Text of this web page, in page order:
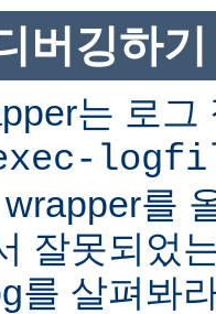
버깅하기
는 로그
를
잘못되었
를 살펴봐